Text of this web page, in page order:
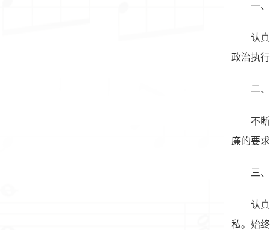
一
认
政治执
二
不
廉的要
三
认
私。始